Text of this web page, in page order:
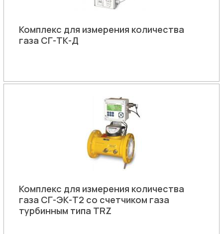
Комплекс для измерения количества
газа СГ-ТК-Д
Комплекс для измерения количества
газа СГ-ЭК-Т2 со счетчиком газа
турбинным типа TRZ